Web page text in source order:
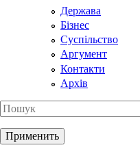
Держава
Бізнес
Суспільство
Аргумент
Контакти
Архів